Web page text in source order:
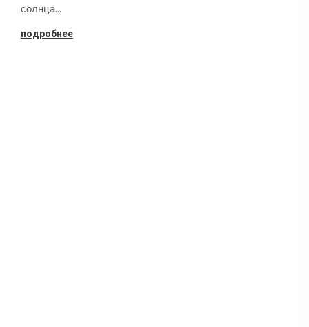
солнца…
подробнее